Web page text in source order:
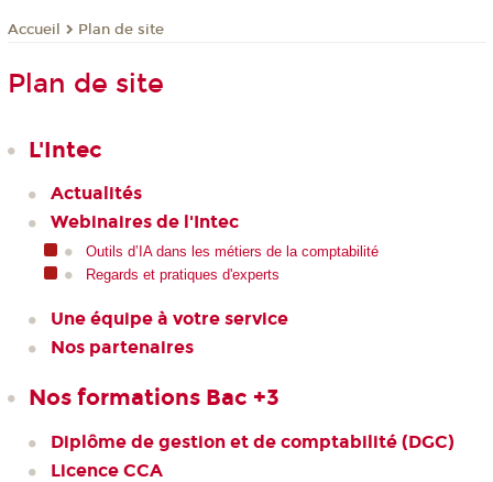
Accueil Plan de site
Plan de site
L'Intec
Actualités
Webinaires de l'Intec
Outils d’IA dans les métiers de la comptabilité
Regards et pratiques d'experts
Une équipe à votre service
Nos partenaires
Nos formations Bac +3
Diplôme de gestion et de comptabilité (DGC)
Licence CCA